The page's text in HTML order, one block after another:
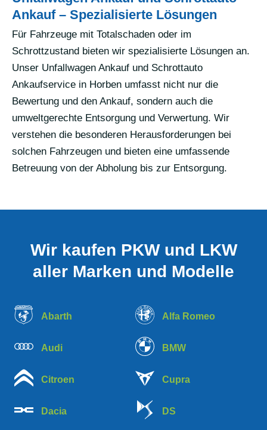
Ankauf – Spezialisierte Lösungen
Für Fahrzeuge mit Totalschaden oder im
Schrottzustand bieten wir spezialisierte Lösungen an.
Unser Unfallwagen Ankauf und Schrottauto
Ankaufservice in Horben umfasst nicht nur die
Bewertung und den Ankauf, sondern auch die
umweltgerechte Entsorgung und Verwertung. Wir
verstehen die besonderen Herausforderungen bei
solchen Fahrzeugen und bieten eine umfassende
Betreuung von der Abholung bis zur Entsorgung.
Wir kaufen PKW und LKW
aller Marken und Modelle
Abarth Alfa Romeo
Audi BMW
Citroen Cupra
Dacia DS